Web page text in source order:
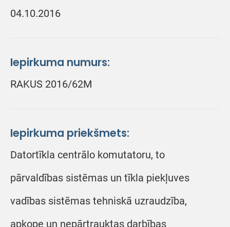
04.10.2016
Iepirkuma numurs:
RAKUS 2016/62M
Iepirkuma priekšmets:
Datortīkla centrālo komutatoru, to
pārvaldības sistēmas un tīkla piekļuves
vadības sistēmas tehniskā uzraudzība,
apkope un nepārtrauktas darbības